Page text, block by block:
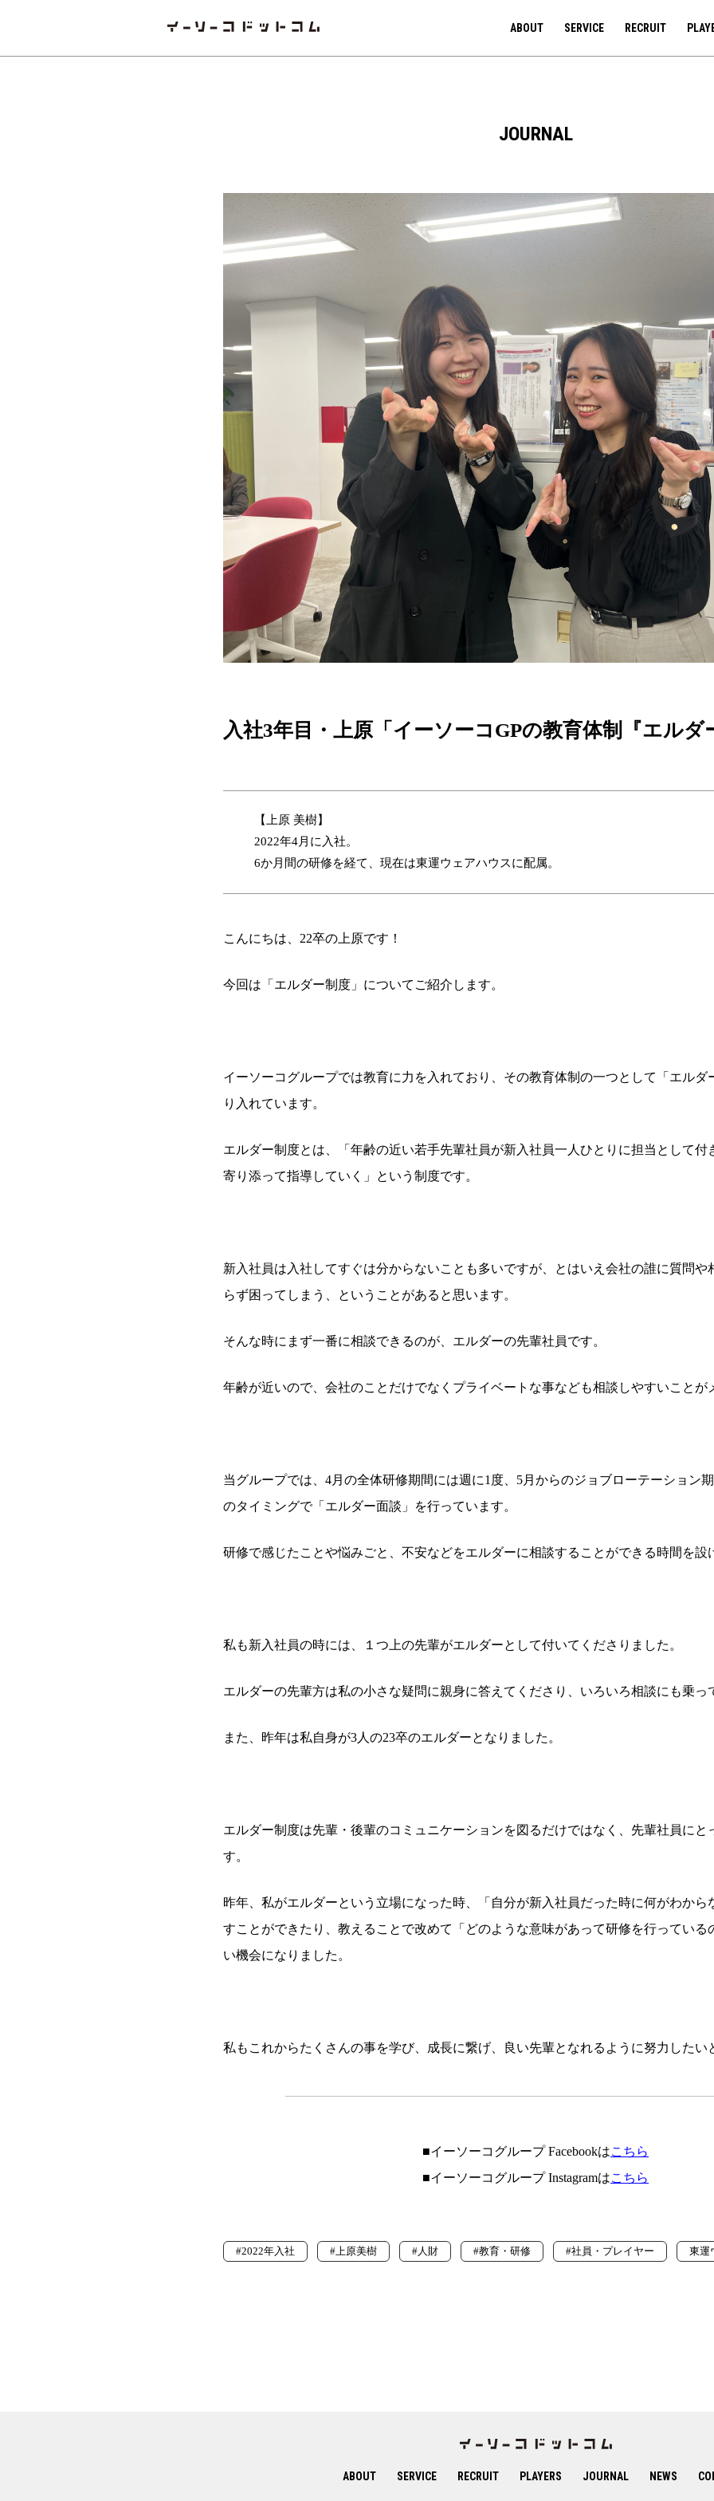
ABOUT SERVICE RECRUIT
JOURNAL
入社3年目・上原「イーソーコGPの教育体制『エルダ
【上原 美樹】
2022年4月に入社。
6か月間の研修を経て、現在は東運ウェアハウスに配属。
こんにちは、22卒の上原です！
今回は「エルダー制度」についてご紹介します。
イーソーコグループでは教育に力を入れており、その教育体制の一つとして「エルダ
り入れています。
エルダー制度とは、「年齢の近い若手先輩社員が新入社員一人ひとりに担当として付
寄り添って指導していく」という制度です。
新入社員は入社してすぐは分からないことも多いですが、とはいえ会社の誰に質問や
らず困ってしまう、ということがあると思います。
そんな時にまず一番に相談できるのが、エルダーの先輩社員です。
年齢が近いので、会社のことだけでなくプライベートな事なども相談しやすいことが
当グループでは、4月の全体研修期間には週に1度、5月からのジョブローテーション
のタイミングで「エルダー面談」を行っています。
研修で感じたことや悩みごと、不安などをエルダーに相談することができる時間を設
私も新入社員の時には、１つ上の先輩がエルダーとして付いてくださりました。
エルダーの先輩方は私の小さな疑問に親身に答えてくださり、いろいろ相談にも乗っ
また、昨年は私自身が3人の23卒のエルダーとなりました。
エルダー制度は先輩・後輩のコミュニケーションを図るだけではなく、先輩社員にと
す。
昨年、私がエルダーという立場になった時、「自分が新入社員だった時に何がわから
すことができたり、教えることで改めて「どのような意味があって研修を行っている
い機会になりました。
私もこれからたくさんの事を学び、成長に繋げ、良い先輩となれるように努力したい
■イーソーコグループ Facebookはこちら
■イーソーコグループ Instagramはこちら
#2022年入社 #上原美樹 #人財 #教育・研修 #社員・プレイヤー 東運
ABOUT SERVICE RECRUIT PLAYERS JOURNAL NEWS